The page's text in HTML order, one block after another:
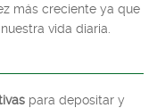
más creciente ya que
vida diaria.
para depositar y